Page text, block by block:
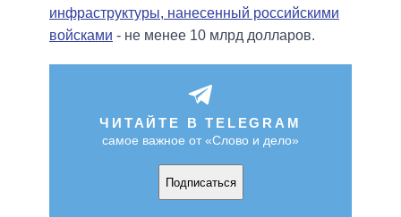
инфраструктуры, нанесенный российскими
войсками - не менее 10 млрд долларов.
ЧИТАЙТЕ В TELEGRAM
самое важное от «Слово и дело»
Подписаться